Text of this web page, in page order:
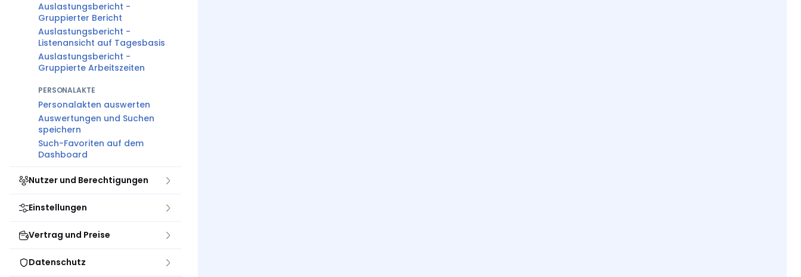
Auslastungsbericht -
Gruppierter Bericht
Auslastungsbericht -
Listenansicht auf Tagesbasis
Auslastungsbericht -
Gruppierte Arbeitszeiten
PERSONALAKTE
Personalakten auswerten
Auswertungen und Suchen
speichern
Such-Favoriten auf dem
Dashboard
Nutzer und Berechtigungen
Einstellungen
Vertrag und Preise
Datenschutz